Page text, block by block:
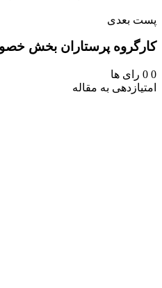
پست بعدی
کارگروه پرستاران بخش
0
0 رای ها
امتیازدهی به مقاله